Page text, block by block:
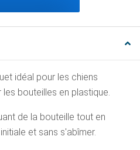
idéal pour les chiens
bouteilles en plastique.
de la bouteille tout en
et sans s'abîmer.